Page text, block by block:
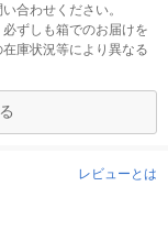
合わせください。
ずしも箱でのお届けを
庫状況等により異なる
レビューとは